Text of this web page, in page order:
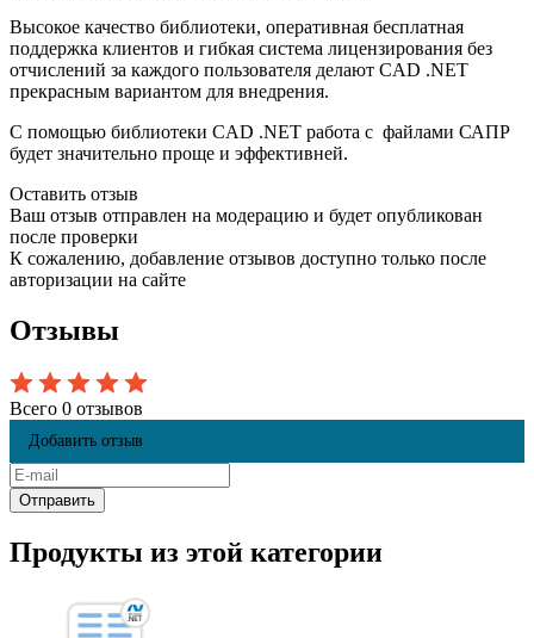
Высокое качество библиотеки, оперативная бесплатная
поддержка клиентов и гибкая система лицензирования без
отчислений за каждого пользователя делают CAD .NET
прекрасным вариантом для внедрения.
С помощью библиотеки CAD .NET работа с файлами САПР
будет значительно проще и эффективней.
Оставить отзыв
Ваш отзыв отправлен на модерацию и будет опубликован
после проверки
К сожалению, добавление отзывов доступно только после
авторизации на сайте
Отзывы
Всего 0 отзывов
Добавить отзыв
Продукты из этой категории